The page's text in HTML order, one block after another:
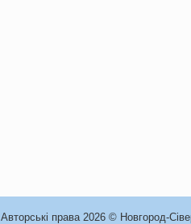
Авторські права 2026 © Новгород-